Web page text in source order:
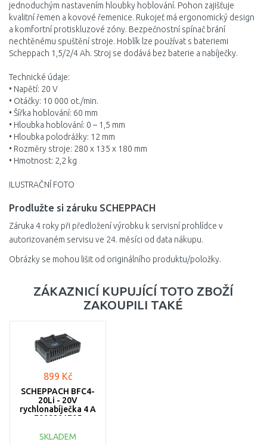
jednoduchým nastavením hloubky hoblování. Pohon zajišťuje
kvalitní řemen a kovové řemenice. Rukojeť má ergonomický design
a komfortní protiskluzové zóny. Bezpečnostní spínač brání
nechtěnému spuštění stroje. Hoblík lze používat s bateriemi
Scheppach 1,5/2/4 Ah. Stroj se dodává bez baterie a nabíječky.
Technické údaje:
• Napětí: 20 V
• Otáčky: 10 000 ot./min.
• Šířka hoblování: 60 mm
• Hloubka hoblování: 0 – 1,5 mm
• Hloubka polodrážky: 12 mm
• Rozměry stroje: 280 x 135 x 180 mm
• Hmotnost: 2,2 kg
ILUSTRAČNÍ FOTO
Prodlužte si záruku SCHEPPACH
Záruka 4 roky při předložení výrobku k servisní prohlídce v
autorizovaném servisu ve 24. měsíci od data nákupu.
Obrázky se mohou lišit od originálního produktu/položky.
ZÁKAZNICÍ KUPUJÍCÍ TOTO ZBOŽÍ
ZAKOUPILI TAKÉ
899 Kč
SCHEPPACH BFC4-
20Li - 20V
rychlonabíječka 4 A
7909201705
SKLADEM